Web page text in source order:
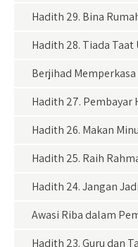
Hadith 29. Bina
Hadith 28. Tiada
Berjihad
Hadith 27. Pembayar
Hadith 26. Makan
Hadith 25. Raih
Hadith 24. Jangan
Awasi Riba dalam
Hadith 23. Guru dan